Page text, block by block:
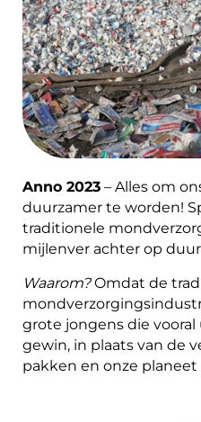
Anno 2023 – Alles om
duurzamer te worden!
traditionele
mijlenver achter op
Waarom?Omdat de
grote jongens die
gewin, in plaats van de
pakken en onze